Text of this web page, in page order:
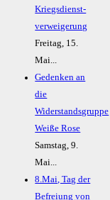
Kriegsdienst-
verweigerung
Freitag, 15.
Mai...
Gedenken an
die
Widerstandsgruppe
Weiße Rose
Samstag, 9.
Mai...
8.Mai, Tag der
Befreiung von